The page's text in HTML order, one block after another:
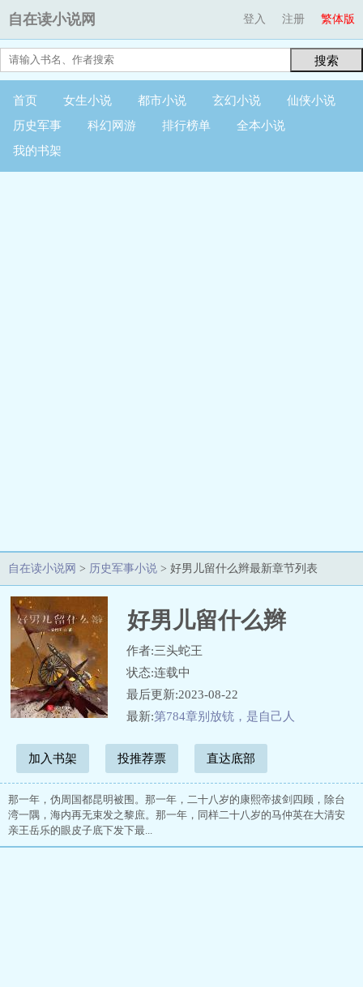
自在读小说网 繁体版
登入 注册
搜索
首页 女生小说 都市小说 玄幻小说
仙侠小说
历史军事
科幻网游 排行榜单
全本小说
我的书架
自在读小说网 > 历史军事小说 > 好男儿留什么辫最新章节列表
好男儿留什么辫
作者:三头蛇王
状态:连载中
最后更新:2023-08-22
最新:第784章别放铳，是自己人
加入书架 投推荐票 直达底部
那一年，伪周国都昆明被围。那一年，二十八岁的康熙帝拔剑四顾，除台
湾一隅，海内再无束发之黎庶。那一年，同样二十八岁的马仲英在大清安
亲王岳乐的眼皮子底下发下最...